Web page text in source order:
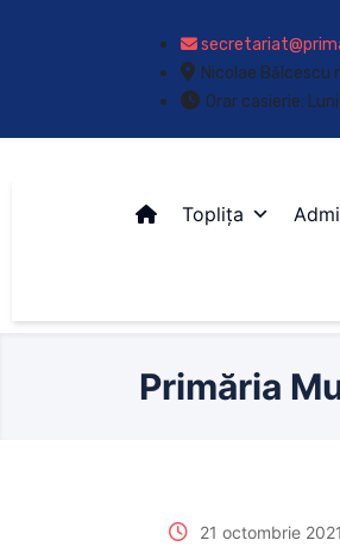
Nicolae Bălcescu
Orar casierie:
Toplița
Primăria
21 octombrie 2021